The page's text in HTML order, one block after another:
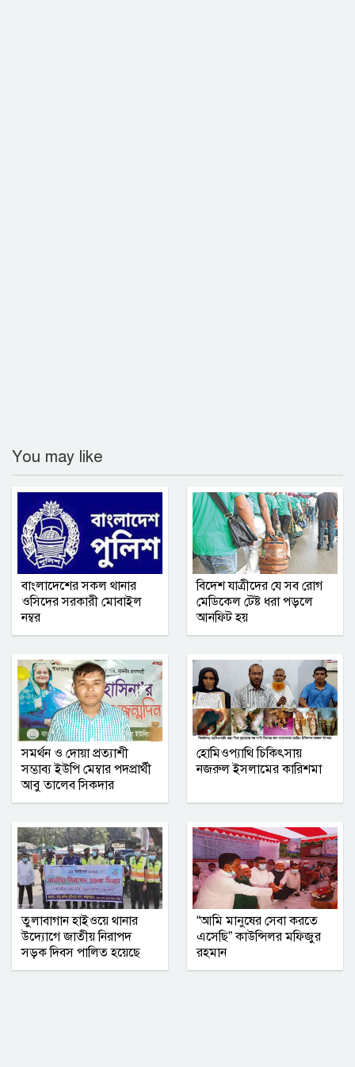
বৃহত্তর নোয়াখালী অঞ্চলে আনুষ্ঠানিক যাত্রা
শুরু করল আশা সিমেন্ট
সম্মিলিত সাংবাদিক পরিষদ (এসএসপি) ঢাকা
মহানগর কমিটির অভিষেক অনুষ্ঠিত
নোয়াখালী সরকারি কলেজ ছাত্রদলের তিন
নেতার বহিষ্কারাদেশ প্রত্যাহার
গাজীপুর জেলা রেজিস্ট্রার অফিসে বৃক্ষরোপণ
সপ্তাহ পালিত ‎
নোয়াখালীতে ব্যবসায়ীর বাড়িতে দুর্ধর্ষ
ডাকাতি, আহত ৫
সম্মিলিত উদ্যোগ
You may like
বাংলাদেশের সকল থানার
ওসিদের সরকারী মোবাইল
নম্বর
বিদেশ যাত্রীদের যে সব রোগ
মেডিকেল টেষ্ট ধরা পড়লে
আনফিট হয়
সমর্থন ও দোয়া প্রত্যাশী
সম্ভাব্য ইউপি মেম্বার পদপ্রার্থী
আবু তালেব সিকদার
হোমিওপ্যাথি চিকিৎসায়
নজরুল ইসলামের কারিশমা
তুলাবাগান হাইওয়ে থানার
উদ্যোগে জাতীয় নিরাপদ
সড়ক দিবস পালিত হয়েছে
“আমি মানুষের সেবা করতে
এসেছি” কাউন্সিলর মফিজুর
রহমান